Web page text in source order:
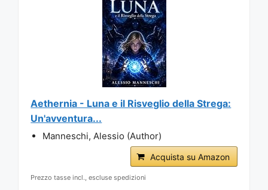
Aethernia - Luna e il Risveglio della Strega:
Un'avventura...
Manneschi, Alessio (Author)
Acquista su Amazon
Prezzo tasse incl., escluse spedizioni